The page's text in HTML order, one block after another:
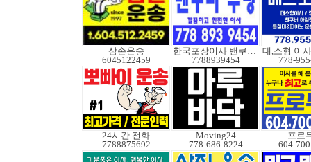
삼손운송
6045122459
한국포장이사 밴쿠버무빙
7788939454
778-
24시간 전화
7788875692
Moving24
778-686-8224
프로
604-